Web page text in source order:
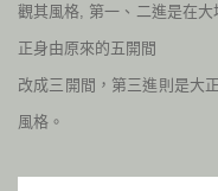
觀其風格, 第一、二進是在大
正身由原來的五開間
改成三開間，第三進則是大
風格。